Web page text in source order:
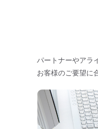
パートナーやアラ
お客様のご要望に